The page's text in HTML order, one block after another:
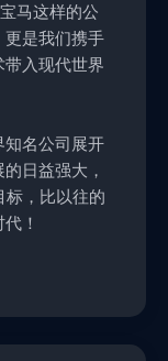
马这样的公
更是我们携手
入现代世界
知名公司展开
日益强大，
， 比以往的
！